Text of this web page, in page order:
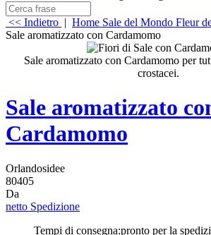
<< Indietro | Home Sale del Mondo Fleur
Sale aromatizzato con Cardamomo
Sale aromatizzato con Cardamomo per
crostacei.
Sale aromatizzato
Cardamomo
Orlandosidee
80405
Da
netto Spedizione
Tempi di consegna:pronto per la